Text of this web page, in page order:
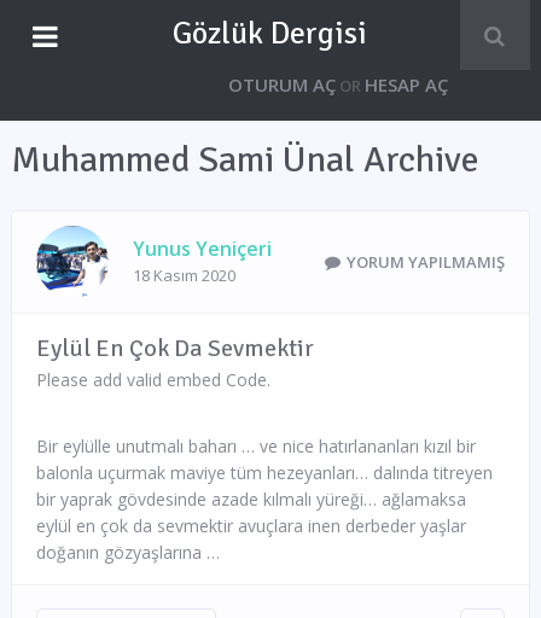
Gözlük Dergisi
OTURUM AÇOR HESAP AÇ
Muhammed Sami Ünal Archive
Yunus Yeniçeri
18 Kasım 2020
YORUM YAPILMAMIŞ
Eylül En Çok Da Sevmektir
Please add valid embed Code.
Bir eylülle unutmalı baharı … ve nice hatırlananları kızıl bir
balonla uçurmak maviye tüm hezeyanları… dalında titreyen
bir yaprak gövdesinde azade kılmalı yüreği… ağlamaksa
eylül en çok da sevmektir avuçlara inen derbeder yaşlar
doğanın gözyaşlarına …